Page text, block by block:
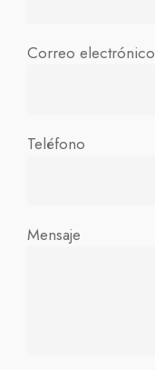
Correo electrónico
Teléfono
Mensaje